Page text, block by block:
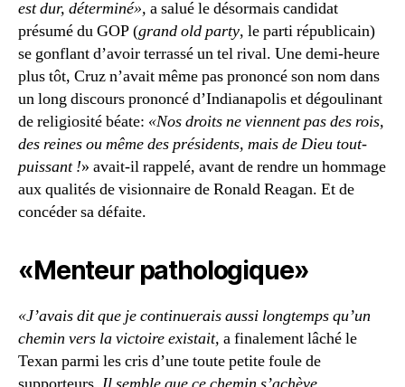
est dur, déterminé», a salué le désormais candidat
présumé du GOP (grand old party, le parti républicain)
se gonflant d’avoir terrassé un tel rival. Une demi-heure
plus tôt, Cruz n’avait même pas prononcé son nom dans
un long discours prononcé d’Indianapolis et dégoulinant
de religiosité béate: «Nos droits ne viennent pas des rois,
des reines ou même des présidents, mais de Dieu tout-
puissant!» avait-il rappelé, avant de rendre un hommage
aux qualités de visionnaire de Ronald Reagan. Et de
concéder sa défaite.
«Menteur pathologique»
«J’avais dit que je continuerais aussi longtemps qu’un
chemin vers la victoire existait, a finalement lâché le
Texan parmi les cris d’une toute petite foule de